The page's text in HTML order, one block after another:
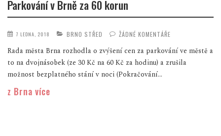
Parkování v Brně za 60 korun
7 LEDNA, 2018 BRNO STŘED ŽÁDNÉ KOMENTÁŘE
Rada města Brna rozhodla o zvýšení cen za parkování ve městě a
to na dvojnásobek (ze 30 Kč na 60 Kč za hodinu) a zrušila
možnost bezplatného stání v noci (Pokračování...
z Brna více